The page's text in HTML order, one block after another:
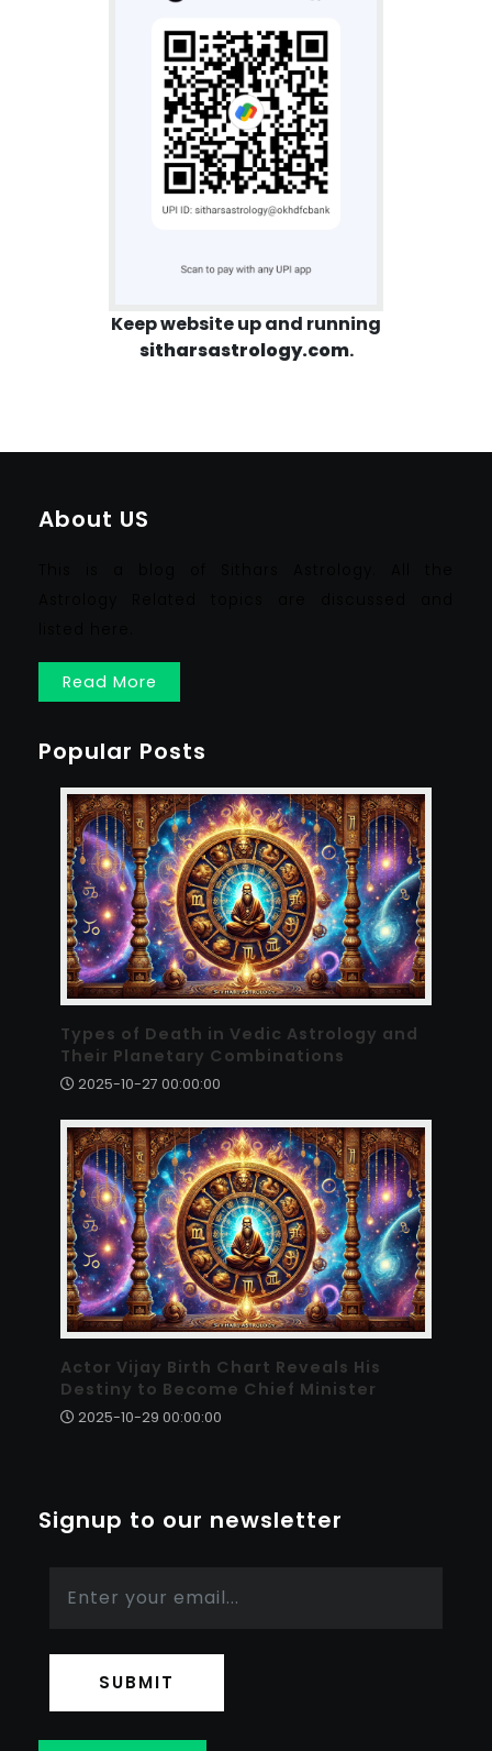
Keep website up and running
sitharsastrology.com.
About US
Read More
Popular Posts
Types of Death in Vedic Astrology and
Their Planetary Combinations
2025-10-27 00:00:00
Actor Vijay Birth Chart Reveals His
Destiny to Become Chief Minister
2025-10-29 00:00:00
Signup to our newsletter
SUBMIT